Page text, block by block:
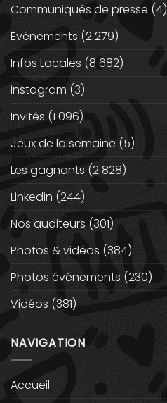
Communiqués de presse (4)
Evénements (2 279)
Infos Locales (8 682)
instagram (3)
Invités (1 096)
Jeux de la semaine (5)
Les gagnants (2 828)
Linkedin (244)
Nos auditeurs (301)
Photos & vidéos (384)
Photos événements (230)
Vidéos (381)
NAVIGATION
Accueil